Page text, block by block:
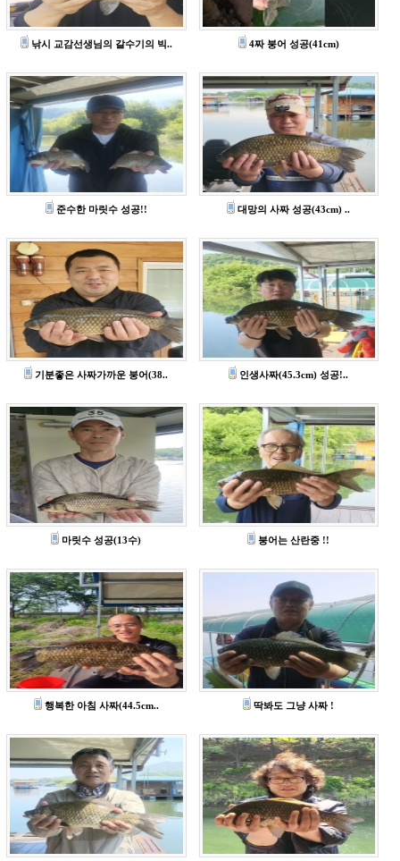
낚시 교감선생님의 갈수기의 빅.. 4짜 붕어 성공(41cm)
준수한 마릿수 성공!! 대망의 사짜 성공(43cm) ..
기분좋은 사짜가까운 붕어(38.. 인생사짜(45.3cm) 성공!..
마릿수 성공(13수) 붕어는 산란중 !!
행복한 아침 사짜(44.5cm.. 딱봐도 그냥 사짜 !